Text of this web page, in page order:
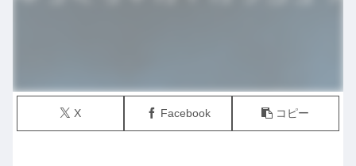
X Facebook コピー